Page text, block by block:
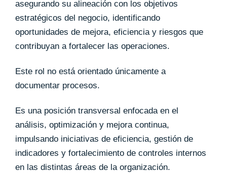
asegurando su alineación con los objetivos
estratégicos del negocio, identificando
oportunidades de mejora, eficiencia y riesgos que
contribuyan a fortalecer las operaciones.
Este rol no está orientado únicamente a
documentar procesos.
Es una posición transversal enfocada en el
análisis, optimización y mejora continua,
impulsando iniciativas de eficiencia, gestión de
indicadores y fortalecimiento de controles internos
en las distintas áreas de la organización.